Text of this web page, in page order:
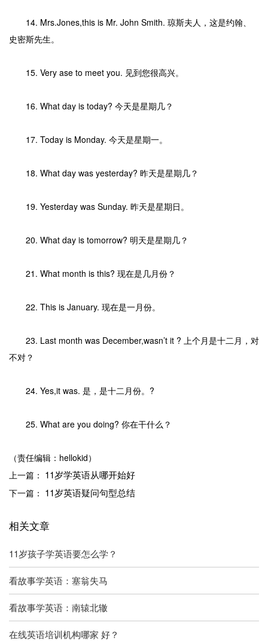
14. Mrs.Jones,this is Mr. John Smith. 琼斯夫人，这是约翰、
史密斯先生。
15. Very ase to meet you. 见到您很高兴。
16. What day is today? 今天是星期几？
17. Today is Monday. 今天是星期一。
18. What day was yesterday? 昨天是星期几？
19. Yesterday was Sunday. 昨天是星期日。
20. What day is tomorrow? 明天是星期几？
21. What month is this? 现在是几月份？
22. This is January. 现在是一月份。
23. Last month was December,wasn’t it ? 上个月是十二月，对
不对？
24. Yes,it was. 是，是十二月份。?
25. What are you doing? 你在干什么？
（责任编辑：hellokid）
上一篇： 11岁学英语从哪开始好
下一篇： 11岁英语疑问句型总结
相关文章
11岁孩子学英语要怎么学？
看故事学英语：塞翁失马
看故事学英语：南辕北辙
在线英语培训机构哪家 好？